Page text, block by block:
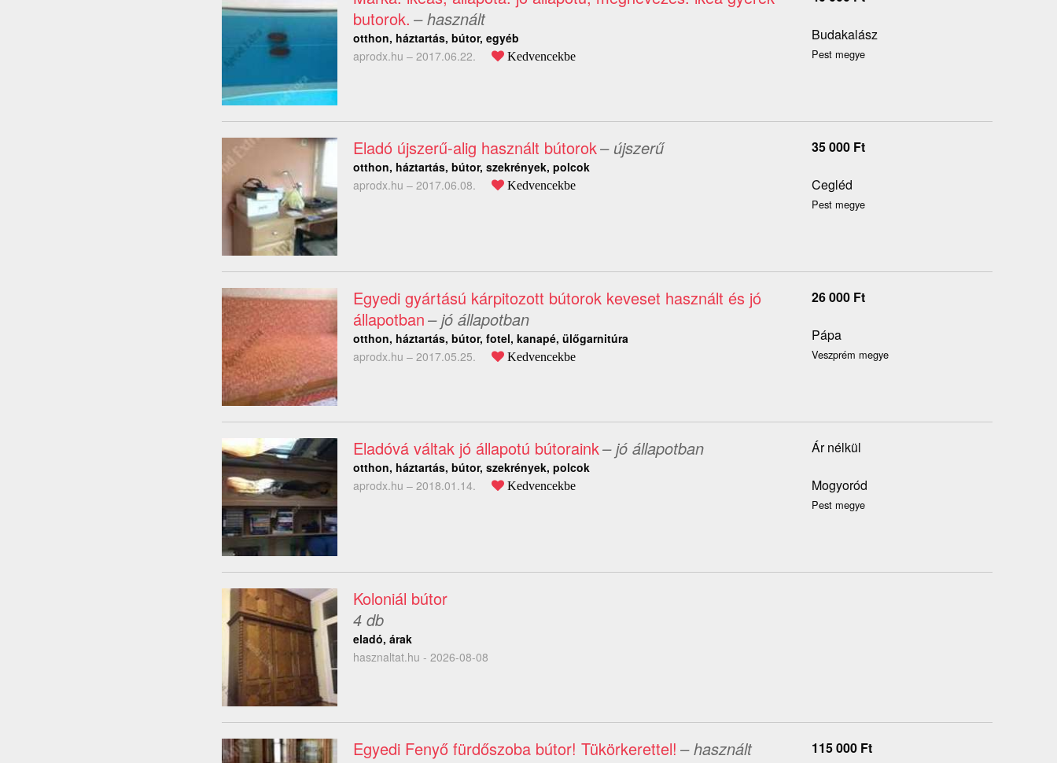
butorok. – használt
otthon, háztartás, bútor, egyéb
aprodx.hu – 2017.06.22. Kedvencekbe
Budakalász
Pest megye
Eladó újszerű-alig használt bútorok– újszerű
otthon, háztartás, bútor, szekrények, polcok
aprodx.hu – 2017.06.08. Kedvencekbe
35 000 Ft
Cegléd
Pest megye
Egyedi gyártású kárpitozott bútorok keveset használt és jó
állapotban– jó állapotban
otthon, háztartás, bútor, fotel, kanapé, ülőgarnitúra
aprodx.hu – 2017.05.25. Kedvencekbe
26 000 Ft
Pápa
Veszprém megye
Eladóvá váltak jó állapotú bútoraink– jó állapotban
otthon, háztartás, bútor, szekrények, polcok
aprodx.hu – 2018.01.14. Kedvencekbe
Ár nélkül
Mogyoród
Pest megye
Koloniál bútor
4 db
eladó, árak
hasznaltat.hu - 2026-08-08
Egyedi Fenyő fürdőszoba bútor! Tükörkerettel! – használt 115 000 Ft